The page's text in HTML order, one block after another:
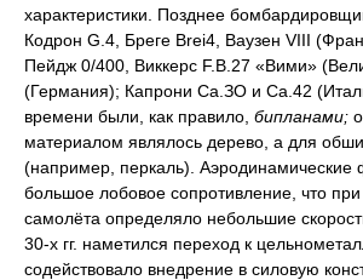
характеристики. Позднее
Кодрон G.4, Бреге Brei4, Ваузен VIII
Пейдж 0/400, Виккерс F.B.27 «Вими»
(Германия); Капрони Са.ЗО и Са.42
времени были, как правило, бипланами;
материалом являлось дерево, а для
(например, перкаль).
большое лобовое сопротивление, что
самолёта определяло небольшие
30-х гг. наметился переход к
содействовало внедрение в силовую